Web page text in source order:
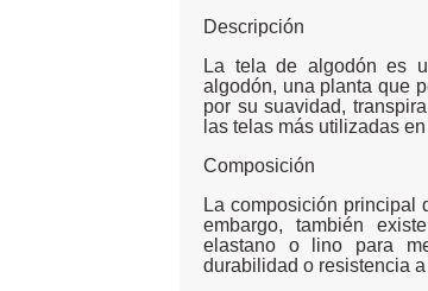
Descripción
La tela de algodón es
algodón, una planta que
por su suavidad,
las telas más utilizadas
Composición
La composición principal
embargo, también
elastano o lino para
durabilidad o resistencia